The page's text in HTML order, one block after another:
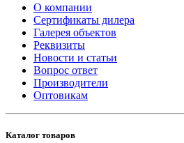
О компании
Сертификаты дилера
Галерея объектов
Реквизиты
Новости и статьи
Вопрос ответ
Производители
Оптовикам
Каталог товаров